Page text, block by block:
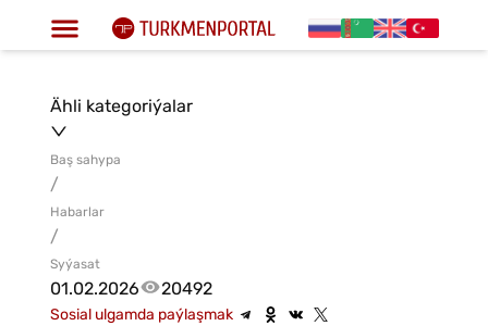
Ähli kategoriýalar
Baş sahypa
/
Habarlar
/
Syýasat
01.02.2026 20492
Sosial ulgamda paýlaşmak